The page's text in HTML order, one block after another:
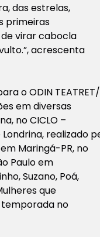
das estrelas,
primeiras
virar cabocla
acrescenta
o ODIN
em diversas
no CICLO –
realizado
Maringá-PR, no
Paulo em
Suzano, Poá,
que
no